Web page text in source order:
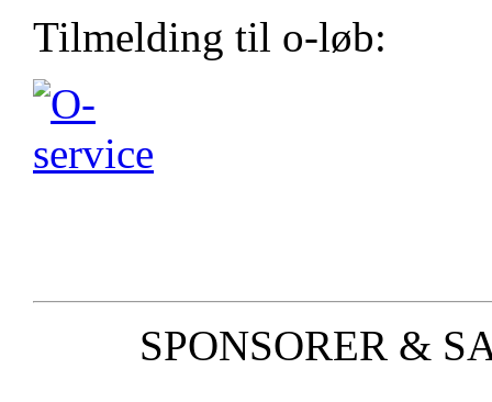
Tilmelding til o-løb:
SPONSORER &